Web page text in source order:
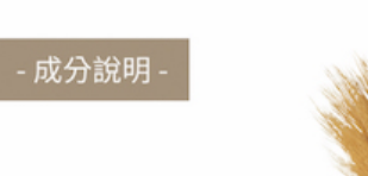
請求用戶進行身份認證。
５．嚴禁一人註冊多個帳號或使用他人資訊註冊。若
恩沛科技股份有限公司將有權停止該用戶之使用額度